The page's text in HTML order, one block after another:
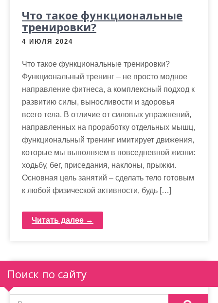
Что такое функциональные
тренировки?
4 ИЮЛЯ 2024
Что такое функциональные тренировки?
Функциональный тренинг – не просто модное
направление фитнеса, а комплексный подход к
развитию силы, выносливости и здоровья
всего тела. В отличие от силовых упражнений,
направленных на проработку отдельных мышц,
функциональный тренинг имитирует движения,
которые мы выполняем в повседневной жизни:
ходьбу, бег, приседания, наклоны, прыжки.
Основная цель занятий – сделать тело готовым
к любой физической активности, будь […]
Читать далее →
Поиск по сайту